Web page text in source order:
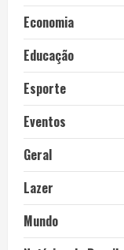
Economia
Educação
Esporte
Eventos
Geral
Lazer
Mundo